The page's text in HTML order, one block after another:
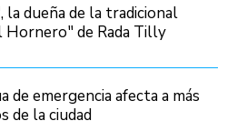
dueña de la tradicional
de Rada Tilly
de emergencia afecta a más
de la ciudad